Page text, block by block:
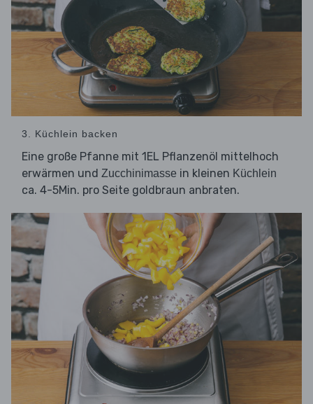
3. Küchlein backen
Eine große Pfanne mit 1EL Pflanzenöl mittelhoch
erwärmen und Zucchinimasse in kleinen Küchlein
ca. 4-5Min. pro Seite goldbraun anbraten.